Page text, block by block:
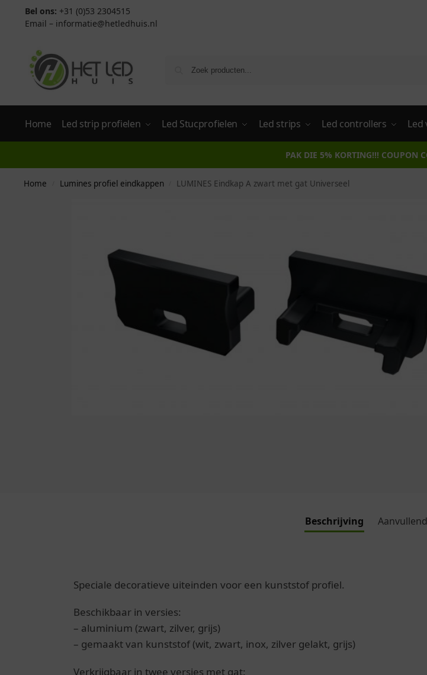
Bel ons: +31 (0)53 2304515
Email – informatie@hetledhuis.nl
Home Led strip profielen Led Stucprofielen Led strips Led controllers Led
PAK DIE 5% KORTING!!! COUPON
Home Lumines profiel eindkappen LUMINES Eindkap A zwart met gat Universeel
Beschrijving
Speciale decoratieve uiteinden voor een kunststof profiel.
Beschikbaar in versies:
– aluminium (zwart, zilver, grijs)
– gemaakt van kunststof (wit, zwart, inox, zilver gelakt, grijs)
Verkrijgbaar in twee versies met gat: